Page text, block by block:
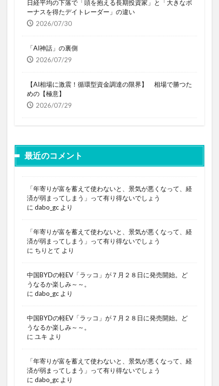
日経平均の下落で「頭を抱える長期投資家」と「大きなボ
ーナスを得たデイトレーダー」の違い
2026/07/30
「AI神話」の裏側
2026/07/29
【AI相場に激震！循環型資金調達の限界】 相場で勝つた
めの【極意】
2026/07/29
最近のコメント
「年寄りが富を蓄えて使わないと、景気が悪くなって、経
済が弱まってしまう」って有り得ないでしょう
に dabo_gc より
「年寄りが富を蓄えて使わないと、景気が悪くなって、経
済が弱まってしまう」って有り得ないでしょう
に ちりとて より
中国BYDの軽EV「ラッコ」が７月２８日に発売開始。ど
うなるか楽しみ～～。
に dabo_gc より
中国BYDの軽EV「ラッコ」が７月２８日に発売開始。ど
うなるか楽しみ～～。
に ユキ より
「年寄りが富を蓄えて使わないと、景気が悪くなって、経
済が弱まってしまう」って有り得ないでしょう
に dabo_gc より